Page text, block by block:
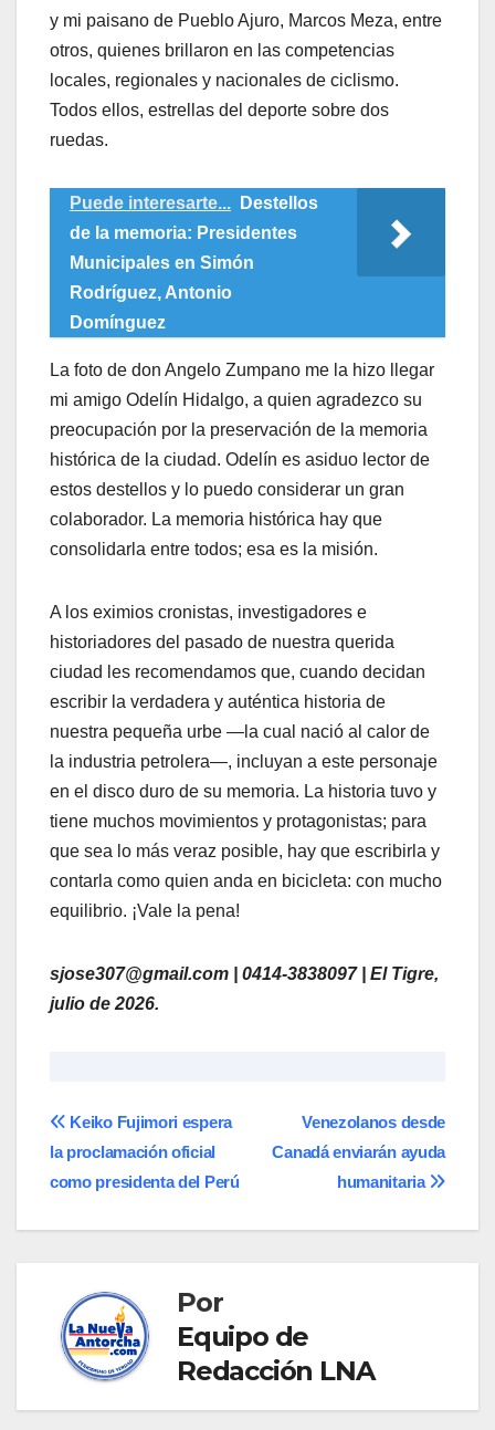
y mi paisano de Pueblo Ajuro, Marcos Meza, entre
otros, quienes brillaron en las competencias
locales, regionales y nacionales de ciclismo.
Todos ellos, estrellas del deporte sobre dos
ruedas.
Puede interesarte...
Destellos
de la memoria: Presidentes
Municipales en Simón
Rodríguez, Antonio
Domínguez
​La foto de don Angelo Zumpano me la hizo llegar
mi amigo Odelín Hidalgo, a quien agradezco su
preocupación por la preservación de la memoria
histórica de la ciudad. Odelín es asiduo lector de
estos destellos y lo puedo considerar un gran
colaborador. La memoria histórica hay que
consolidarla entre todos; esa es la misión.
​A los eximios cronistas, investigadores e
historiadores del pasado de nuestra querida
ciudad les recomendamos que, cuando decidan
escribir la verdadera y auténtica historia de
nuestra pequeña urbe —la cual nació al calor de
la industria petrolera—, incluyan a este personaje
en el disco duro de su memoria. La historia tuvo y
tiene muchos movimientos y protagonistas; para
que sea lo más veraz posible, hay que escribirla y
contarla como quien anda en bicicleta: con mucho
equilibrio. ¡Vale la pena!
sjose307@gmail.com | 0414-3838097 | El Tigre,
julio de 2026.
Navegación
de
entradas
Venezolanos desde
Canadá enviarán ayuda
humanitaria
Keiko Fujimori espera
la proclamación oficial
como presidenta del Perú
Por
Equipo de
Redacción LNA